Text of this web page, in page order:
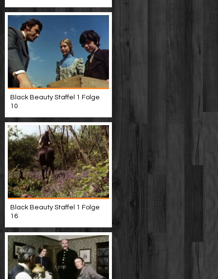
Black Beauty Staffel 1 Folge
10
Black Beauty Staffel 1 Folge
16